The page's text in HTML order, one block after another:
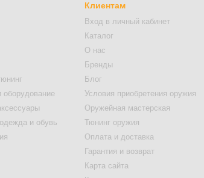
оборудование
и обувь
Клиентам
Вход в личный кабинет
Каталог
О нас
Бренды
Блог
Условия приобретения оружия
Оружейная мастерская
Тюнинг оружия
Оплата и доставка
Гарантия и возврат
Карта сайта